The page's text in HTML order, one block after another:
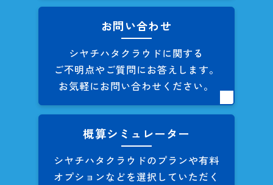
お問い合わせ
シヤチハタクラウドに関する
ご不明点やご質問にお答えします。
お気軽にお問い合わせください。
概算シミュレーター
シヤチハタクラウドのプランや有料
オプションなどを選択していただく